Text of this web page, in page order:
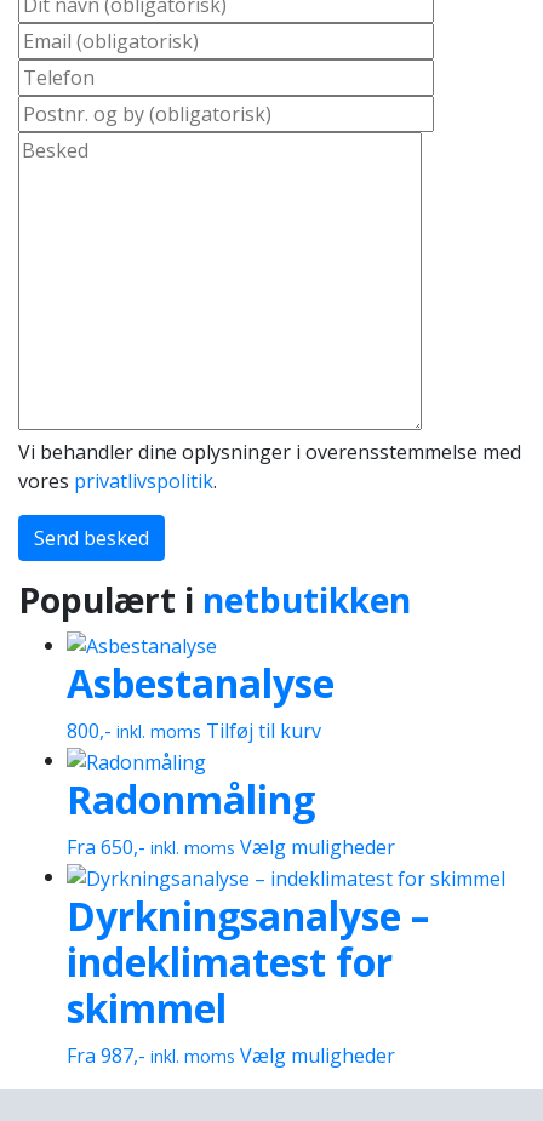
Vi behandler dine oplysninger i overensstemmelse med
vores privatlivspolitik.
Send besked
Populært i netbutikken
Asbestanalyse
800,- inkl. moms Tilføj til kurv
Radonmåling
Fra 650,- inkl. moms Vælg mulighederDette
vare
har
flere
vælges
Dyrkningsanalyse –
indeklimatest for
skimmel
Fra 987,- inkl. moms Vælg mulighederDette
vare